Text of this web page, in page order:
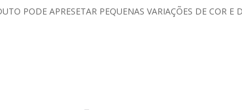
PODE APRESETAR PEQUENAS VARIAÇÕES DE COR E